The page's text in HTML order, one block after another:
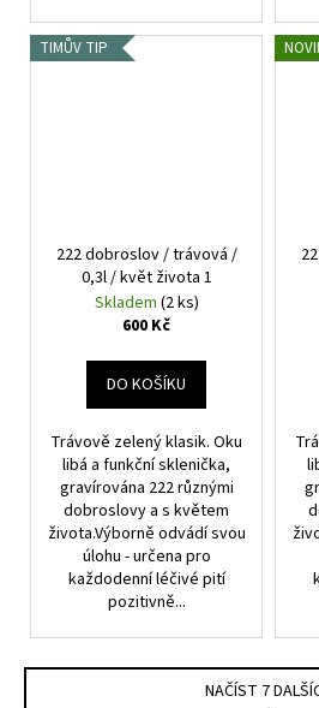
TIMŮV TIP
222 dobroslov / trávová /
0,3l / květ života 1
Skladem (2 ks)
600 Kč
DO KOŠÍKU
Trávově zelený klasik. Oku
libá a funkční sklenička,
gravírována 222 různými
dobroslovy a s květem
života.Výborně odvádí svou
úlohu - určena pro
každodenní léčivé pití
pozitivně...
NAČÍST 7